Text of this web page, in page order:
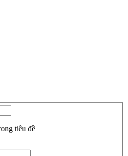
tiêu đề